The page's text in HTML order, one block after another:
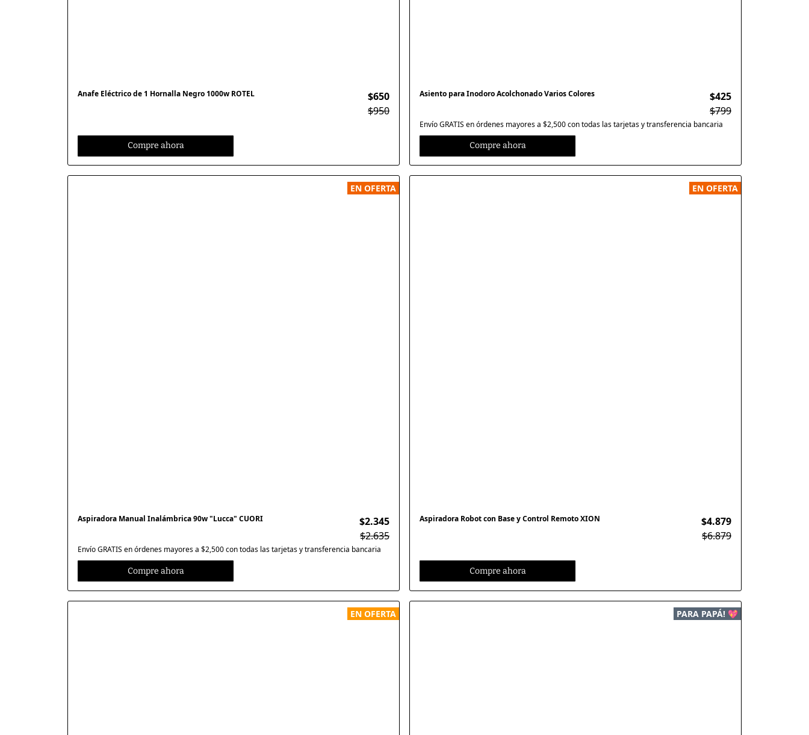
$650
$950
Anafe Eléctrico de 1 Hornalla Negro 1000w ROTEL
Compre ahora
$425
$799
Asiento para Inodoro Acolchonado Varios Colores
Envío GRATIS en órdenes mayores a $2,500 con todas las tarjetas y transferencia bancaria
Compre ahora
EN OFERTA
$2.345
$2.635
Aspiradora Manual Inalámbrica 90w "Lucca" CUORI
Envío GRATIS en órdenes mayores a $2,500 con todas las tarjetas y transferencia bancaria
Compre ahora
EN OFERTA
$4.879
$6.879
Aspiradora Robot con Base y Control Remoto XION
Compre ahora
EN OFERTA PARA PAPÁ! 💖